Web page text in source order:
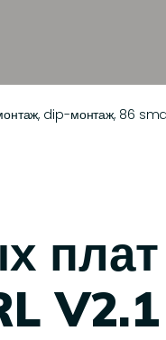
dip-монтаж, 86
плат
V2.1